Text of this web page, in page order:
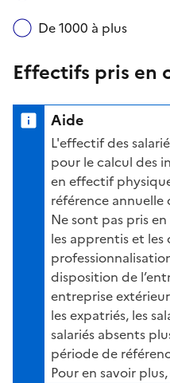
De 1000 à plus
Effectifs pris en
Aide
L'effectif des
pour le calcul des
en effectif
référence annuelle
Ne sont pas pris
les apprentis et
disposition de
entreprise
les expatriés, les
salariés absents
période de
Pour en savoir plus,